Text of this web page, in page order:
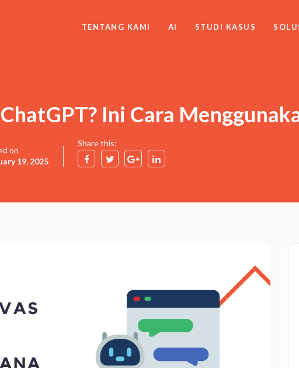
TENTANG KAMI AI STUDI KASUS
Ini Cara
on
19, 2025
Share this: